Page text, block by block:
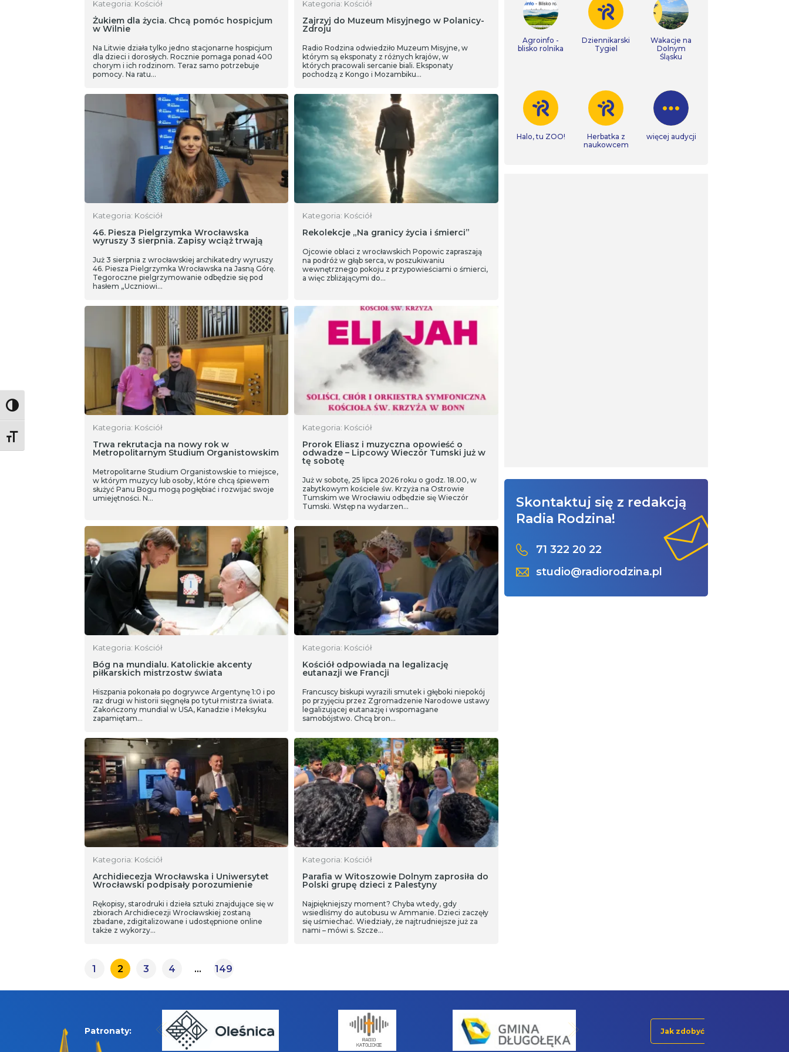
Toggle High Contrast
Toggle Font size
Kategoria: Kościół
Żukiem dla życia. Chcą pomóc hospicjum
w Wilnie
Na Litwie działa tylko jedno stacjonarne hospicjum
dla dzieci i dorosłych. Rocznie pomaga ponad 400
chorym i ich rodzinom. Teraz samo potrzebuje
pomocy. Na ratu…
Kategoria: Kościół
Zajrzyj do Muzeum Misyjnego w Polanicy-
Zdroju
Radio Rodzina odwiedziło Muzeum Misyjne, w
którym są eksponaty z różnych krajów, w
których pracowali sercanie biali. Eksponaty
pochodzą z Kongo i Mozambiku…
Kategoria: Kościół
46. Piesza Pielgrzymka Wrocławska
wyruszy 3 sierpnia. Zapisy wciąż trwają
Już 3 sierpnia z wrocławskiej archikatedry wyruszy
46. Piesza Pielgrzymka Wrocławska na Jasną Górę.
Tegoroczne pielgrzymowanie odbędzie się pod
hasłem „Uczniowi…
Kategoria: Kościół
Rekolekcje „Na granicy życia i śmierci”
Ojcowie oblaci z wrocławskich Popowic zapraszają
na podróż w głąb serca, w poszukiwaniu
wewnętrznego pokoju z przypowieściami o śmierci,
a więc zbliżającymi do…
Kategoria: Kościół
Trwa rekrutacja na nowy rok w
Metropolitarnym Studium Organistowskim
Metropolitarne Studium Organistowskie to miejsce,
w którym muzycy lub osoby, które chcą śpiewem
służyć Panu Bogu mogą pogłębiać i rozwijać swoje
umiejętności. N…
Kategoria: Kościół
Prorok Eliasz i muzyczna opowieść o
odwadze – Lipcowy Wieczór Tumski już w
tę sobotę
Już w sobotę, 25 lipca 2026 roku o godz. 18.00, w
zabytkowym kościele św. Krzyża na Ostrowie
Tumskim we Wrocławiu odbędzie się Wieczór
Tumski. Wstęp na wydarzen…
Kategoria: Kościół
Bóg na mundialu. Katolickie akcenty
piłkarskich mistrzostw świata
Hiszpania pokonała po dogrywce Argentynę 1:0 i po
raz drugi w historii sięgnęła po tytuł mistrza świata.
Zakończony mundial w USA, Kanadzie i Meksyku
zapamiętam…
Kategoria: Kościół
Kościół odpowiada na legalizację
eutanazji we Francji
Francuscy biskupi wyrazili smutek i głęboki niepokój
po przyjęciu przez Zgromadzenie Narodowe ustawy
legalizującej eutanazję i wspomagane
samobójstwo. Chcą bron…
Kategoria: Kościół
Archidiecezja Wrocławska i Uniwersytet
Wrocławski podpisały porozumienie
Rękopisy, starodruki i dzieła sztuki znajdujące się w
zbiorach Archidiecezji Wrocławskiej zostaną
zbadane, zdigitalizowane i udostępnione online
także z wykorzy…
Kategoria: Kościół
Parafia w Witoszowie Dolnym zaprosiła do
Polski grupę dzieci z Palestyny
Najpiękniejszy moment? Chyba wtedy, gdy
wsiedliśmy do autobusu w Ammanie. Dzieci zaczęły
się uśmiechać. Wiedziały, że najtrudniejsze już za
nami – mówi s. Szcze…
1 2 3 4 … 149
Agroinfo -
blisko rolnika
Dziennikarski
Tygiel
Wakacje na
Dolnym
Śląsku
Halo, tu ZOO!
Herbatka z
naukowcem
więcej audycji
Skontaktuj się z redakcją
Radia Rodzina!
71 322 20 22
studio@radiorodzina.pl
Patronaty: Jak zdobyć